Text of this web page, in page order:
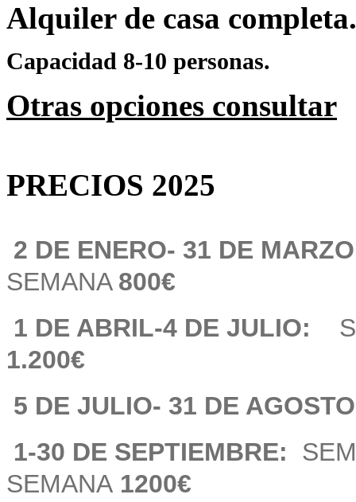
Alquiler de casa completa.
Capacidad 8-10 personas.
Otras opciones consultar
PRECIOS 2025
2 DE ENERO- 31 DE
SEMANA 800€
1 DE ABRIL-4 DE JULIO:
1.200€
5 DE JULIO- 31 DE
1-30 DE SEPTIEMBRE:
SEMANA 1200€